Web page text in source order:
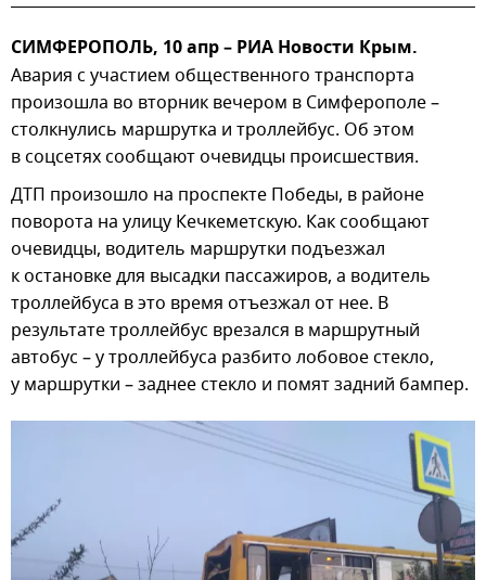
СИМФЕРОПОЛЬ, 10 апр – РИА Новости Крым.
Авария с участием общественного транспорта
произошла во вторник вечером в Симферополе –
столкнулись маршрутка и троллейбус. Об этом
в соцсетях сообщают очевидцы происшествия.
ДТП произошло на проспекте Победы, в районе
поворота на улицу Кечкеметскую. Как сообщают
очевидцы, водитель маршрутки подъезжал
к остановке для высадки пассажиров, а водитель
троллейбуса в это время отъезжал от нее. В
результате троллейбус врезался в маршрутный
автобус – у троллейбуса разбито лобовое стекло,
у маршрутки – заднее стекло и помят задний бампер.